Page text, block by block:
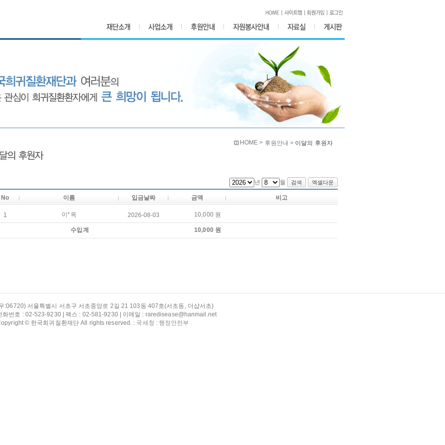
이달의 후원자
후원안내 >
HOME >
년 월 검색 엑셀다운
No 이름 입금날짜 금액 비고
1 이*옥 2026-08-03 10,000 원
수입계 10,000 원
:06720) 서울특별시 서초구 서초중앙로 2길 21 103동 407호(서초동, 더샵서초)
화번호 : 02-523-9230 | 팩스 : 02-581-9230 | 이메일 : raredisease@hanmail.net
© 한국희귀질환재단 All rights reserved. : 국세청 : 행정안전부